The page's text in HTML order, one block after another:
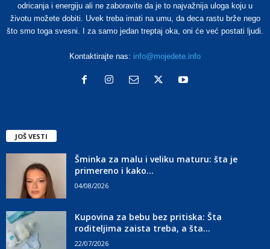
odricanja i energiju ali ne zaboravite da je to najvažnija uloga koju u
životu možete dobiti. Uvek treba imati na umu, da deca rastu brže nego
što smo toga svesni. I za samo jedan treptaj oka, oni će već postati ljudi.
Kontaktirajte nas: info@mojedete.info
JOŠ VESTI
Šminka za malu i veliku maturu: šta je
primereno i kako...
04/08/2026
Kupovina za bebu bez pritiska: Šta
roditeljima zaista treba, a šta...
22/07/2026